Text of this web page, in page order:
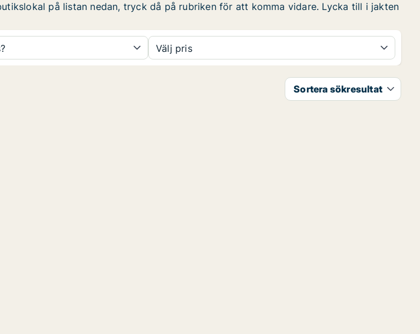
på listan nedan, tryck då på rubriken för att komma vidare. Lycka till i jakten
Välj pris
Sortera sökresultat